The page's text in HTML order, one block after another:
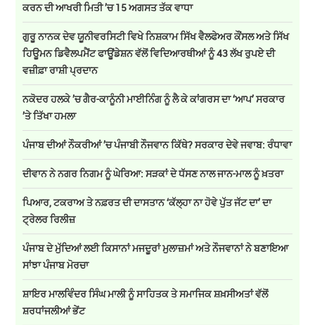
ਕਰਨ ਦੀ ਆਖਰੀ ਮਿਤੀ ’ਚ 15 ਅਗਸਤ ਤੱਕ ਵਾਧਾ
ਗੁਰੂ ਨਾਨਕ ਦੇਵ ਯੂਨੀਵਰਸਿਟੀ ਵਿਖੇ ਨਿਸ਼ਕਾਮ ਸਿੱਖ ਵੈਲਫੇਅਰ ਕੌਂਸਲ ਅਤੇ ਸਿੱਖ
ਹਿਊਮਨ ਡਿਵੈਲਪਮੈਂਟ ਫਾਊਂਡੇਸ਼ਨ ਵੱਲੋਂ ਵਿਦਿਆਰਥੀਆਂ ਨੂੰ 43 ਲੱਖ ਰੁਪਏ ਦੀ
ਵਜ਼ੀਫ਼ਾ ਰਾਸ਼ੀ ਪ੍ਰਦਾਨ
ਨਕੋਦਰ ਹਲਕੇ ’ਚ ਗੈਰ-ਕਾਨੂੰਨੀ ਮਾਈਨਿੰਗ ਨੂੰ ਲੈ ਕੇ ਕਾਂਗਰਸ ਦਾ ‘ਆਪ’ ਸਰਕਾਰ
’ਤੇ ਤਿੱਖਾ ਹਮਲਾ
ਪੰਜਾਬ ਦੀਆਂ ਨੌਕਰੀਆਂ ’ਚ ਪੰਜਾਬੀ ਨੌਜਵਾਨ ਕਿੱਥੇ? ਸਰਕਾਰ ਦੇਵੇ ਜਵਾਬ: ਰੰਧਾਵਾ
ਦੀਵਾਨ ਨੇ ਨਗਰ ਨਿਗਮ ਨੂੰ ਘੇਰਿਆ: ਸੜਕਾਂ ਦੇ ਧੱਸਣ ਨਾਲ ਜਾਨ-ਮਾਲ ਨੂੰ ਖ਼ਤਰਾ
ਪਿਆਰ, ਟਕਰਾਅ ਤੇ ਨਫ਼ਰਤ ਦੀ ਦਾਸਤਾਨ ‘ਕੱਲ੍ਹਾ ਨਾ ਹੋਵੇ ਪੁੱਤ ਜੱਟ ਦਾ’ ਦਾ
ਟ੍ਰੇਲਰ ਰਿਲੀਜ਼
ਪੰਜਾਬ ਦੇ ਮੁੱਦਿਆਂ ਲਈ ਕਿਸਾਨਾਂ ਮਜਦੂਰਾਂ ਮੁਲਾਜ਼ਮਾਂ ਅਤੇ ਨੌਜਵਾਨਾਂ ਨੇ ਬਣਾਇਆ
ਸਾਂਝਾ ਪੰਜਾਬ ਮੋਰਚਾ
ਸ਼ਾਇਰ ਮਾਲਵਿੰਦਰ ਸਿੰਘ ਮਾਲੀ ਨੂੰ ਸਾਹਿਤਕ ਤੇ ਸਮਾਜਿਕ ਸ਼ਖ਼ਸੀਅਤਾਂ ਵੱਲੋਂ
ਸ਼ਰਧਾਂਜਲੀਆਂ ਭੇਂਟ